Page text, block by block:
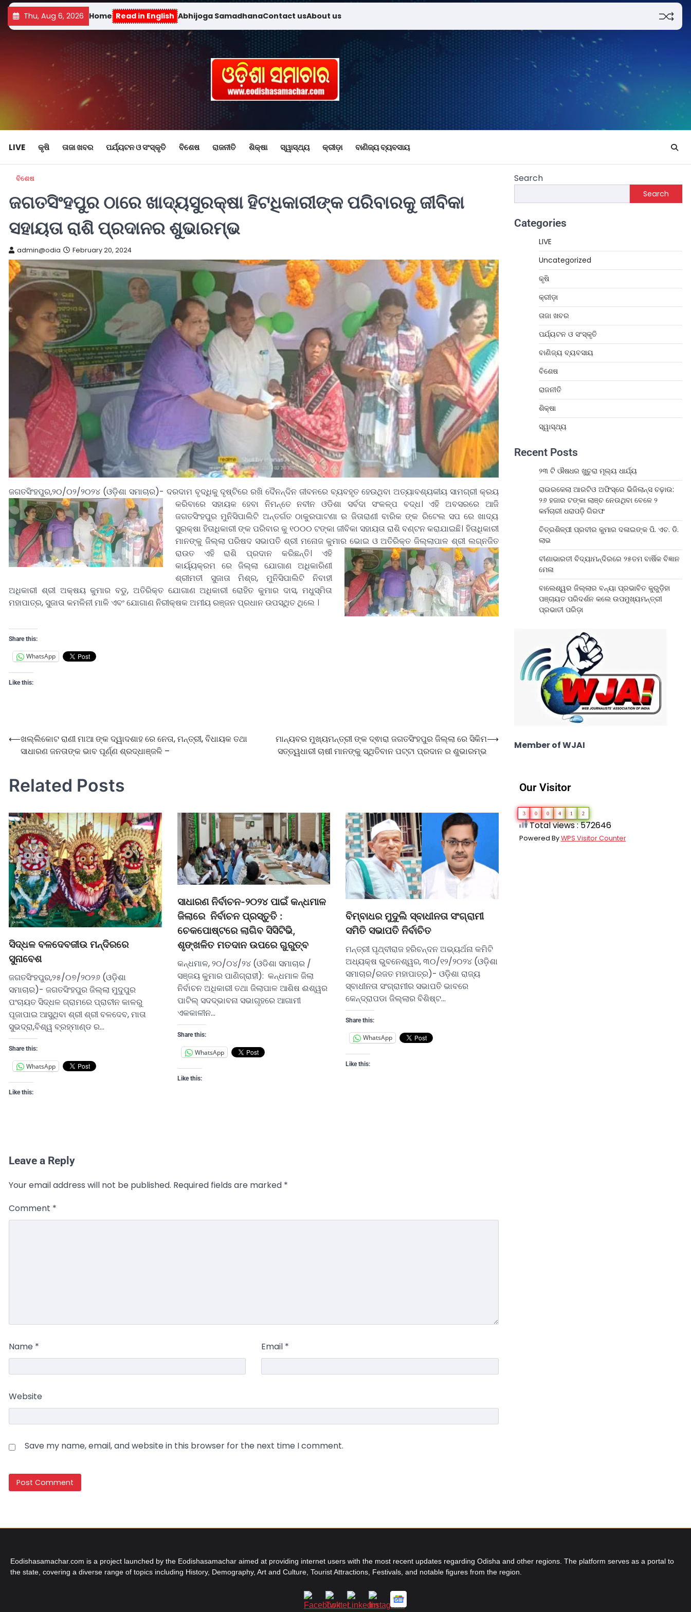
Thu, Aug 6, 2026 Home Read in English Abhijoga SamadhanaContact usAbout us
LIVE କୃଷି ତାଜା ଖବର ପର୍ଯ୍ୟଟନ ଓ ସଂସ୍କୃତି ବିଶେଷ ରାଜନୀତି ଶିକ୍ଷା ସ୍ୱାସ୍ଥ୍ୟ କ୍ରୀଡ଼ା ବାଣିଜ୍ୟ ବ୍ୟବସାୟ
ବିଶେଷ
ଜଗତସିଂହପୁର ଠାରେ ଖାଦ୍ୟସୁରକ୍ଷା ହିଟଧିକାରୀଙ୍କ ପରିବାରକୁ ଜୀବିକା
ସହାୟତା ରାଶି ପ୍ରଦାନର ଶୁଭାରମ୍ଭ
admin@odia February 20, 2024
ଜଗତସିଂହପୁର,୨୦/୦୨/୨୦୨୪ (ଓଡ଼ିଶା ସମାଚାର)- ଦରଦାମ ବୃଦ୍ଧିକୁ ଦୃଷ୍ଟିରେ ରଖି ଦୈନନ୍ଦିନ ଜୀବନରେ ବ୍ୟବହୃତ ହେଉଥିବା ଅତ୍ୟାବଶ୍ୟକୀୟ ସାମଗ୍ରୀ କ୍ରୟ
କରିବାରେ ସହାୟକ ହେବା ନିମନ୍ତେ ନବୀନ ଓଡିଶା ସର୍ବଦା ସଂକଳ୍ପ ବଦ୍ଧ।ଏହି ଅବସରରେ ଆଜି
ଜଗତସିଂହପୁର ମୁନିସିପାଲିଟି ଅନ୍ତର୍ଗତ ଠାକୁରପାଟଣା ର ଜିତାରାଣୀ ବାରିକ ଙ୍କ ରିଟେଲ ସପ ରେ ଖାଦ୍ୟ
ସୁରକ୍ଷା ହିତାଧିକାରୀ ଙ୍କ ପରିବାର କୁ ୧୦୦୦ ଟଙ୍କା ଜୀବିକା ସହାୟତା ରାଶି ବଣ୍ଟନ କରାଯାଇଛି। ହିତାଧିକାରୀ
ମାନଙ୍କୁ ଜିଲ୍ଲା ପରିଷଦ ସଭାପତି ଶ୍ରୀ ମନୋଜ କୁମାର ଭୋଇ ଓ ଅତିରିକ୍ତ ଜିଲ୍ଲାପାଳ ଶ୍ରୀ ଲଗ୍ନଜିତ
ରାଉତ ଏହି ରାଶି ପ୍ରଦାନ କରିଛନ୍ତି। ଏହି
କାର୍ୟ୍ୟକ୍ରମ ରେ ଜିଲ୍ଲା ଯୋଗାଣ ଅଧିକାରିଣୀ
ଶ୍ରୀମତୀ ସୁଜାତା ମିଶ୍ର, ମୁନିସିପାଲିଟି ନିବାହୀ
ଅଧିକାରୀ ଶ୍ରୀ ଅକ୍ଷୟ କୁମାର ବଡୁ, ଅତିରିକ୍ତ ଯୋଗାଣ ଅଧିକାରୀ ରୋହିତ କୁମାର ଦାସ, ମଧୁସ୍ମିତା
ମହାପାତ୍ର, ସୁଜାତା କମଳିନୀ ମାଳି ଏବଂ ଯୋଗାଣ ନିରୀକ୍ଷକ ଅମୀୟ ରଞ୍ଜନ ପ୍ରଧାନ ଉପସ୍ଥିତ ଥିଲେ ।
Share this:
WhatsApp
Like this:
⟵ଖଲ୍ଲିକୋଟ ରାଣୀ ମାଆ ଙ୍କ ଦ୍ୱାଦଶାହ ରେ ନେତା, ମନ୍ତ୍ରୀ, ବିଧାୟକ ତଥା
ସାଧାରଣ ଜନତାଙ୍କ ଭାବ ପୂର୍ଣ୍ଣ ଶ୍ରଦ୍ଧାଞ୍ଜଳି –
ମାନ୍ୟବର ମୁଖ୍ୟମନ୍ତ୍ରୀ ଙ୍କ ଦ୍ଵାରା ଜଗତସିଂହପୁର ଜିଲ୍ଲା ରେ ସିକିମ
ସତ୍ତ୍ୱଧାରୀ ଚାଷୀ ମାନଙ୍କୁ ସ୍ଥିତିବାନ ପଟ୍ଟା ପ୍ରଦାନ ର ଶୁଭାରମ୍ଭ
⟶
Related Posts
ସିଦ୍ଧଳ ବଳଦେବଜୀଉ ମନ୍ଦିରରେ
ସୁନାବେଶ
ଜଗତସିଂହପୁର,୨୫/୦୭/୨୦୨୬ (ଓଡ଼ିଶା
ସମାଚାର)- ଜଗତସିଂହପୁର ଜିଲ୍ଲା ମୁଦୁପୁର
ପଂଚାୟତ ସିଦ୍ଧଳ ଗ୍ରାମରେ ପ୍ରାଚୀନ କାଳରୁ
ପୂଜାପାଇ ଆସୁଥିବା ଶ୍ରୀ ଶ୍ରୀ ବଳଦେବ, ମାତା
ସୁଭଦ୍ରା,ବିଶ୍ୱ ବ୍ରହ୍ମାଣ୍ଡ ର…
Share this:
WhatsApp
Like this:
ସାଧାରଣ ନିର୍ବାଚନ-୨୦୨୪ ପାଇଁ କନ୍ଧମାଳ
ଜିଲାରେ ନିର୍ବାଚନ ପ୍ରସ୍ତୁତି :
ଚେକପୋଷ୍ଟରେ ଲାଗିବ ସିସିଟିଭି,
ଶୃଙ୍ଖଳିତ ମତଦାନ ଉପରେ ଗୁରୁତ୍ବ
କନ୍ଧମାଳ, ୨୦/୦୪/୨୪ (ଓଡିଶା ସମାଚାର /
ସଞ୍ଜୟ କୁମାର ପାଣିଗ୍ରାହୀ): କନ୍ଧମାଳ ଜିଲା
ନିର୍ବାଚନ ଅଧିକାରୀ ତଥା ଜିଲାପାଳ ଆଶିଷ ଈଶ୍ୱର
ପାଟିଲ୍ ସଦଦ୍ଭାବନା ସଭାଗୃହରେ ଆଗାମୀ
ଏକକାଳୀନ…
Share this:
WhatsApp
Like this:
ବିମ୍ବାଧର ମୁଦୁଲି ସ୍ବାଧୀନତା ସଂଗ୍ରାମୀ
ସମିତି ସଭାପତି ନିର୍ବାଚିତ
ମନ୍ତ୍ରୀ ପୃଥ୍ବୀରାଜ ହରିଚନ୍ଦନ ଅଭ୍ୟର୍ଥନା କମିଟି
ଅଧ୍ୟକ୍ଷ ଭୁବନେଶ୍ୱର, ୩୦/୧୨/୨୦୨୪ (ଓଡ଼ିଶା
ସମାଚାର/ରଜତ ମହାପାତ୍ର)- ଓଡ଼ିଶା ରାଜ୍ୟ
ସ୍ବାଧୀନତା ସଂଗ୍ରାମୀର ସଭାପତି ଭାବରେ
କେନ୍ଦ୍ରାପଡା ଜିଲ୍ଲାର ବିଶିଷ୍ଟ…
Share this:
WhatsApp
Like this:
Leave a Reply
Your email address will not be published. Required fields are marked *
Comment *
Name * Email *
Website
Save my name, email, and website in this browser for the next time I comment.
Search
Search
Categories
LIVE
Uncategorized
କୃଷି
କ୍ରୀଡ଼ା
ତାଜା ଖବର
ପର୍ଯ୍ୟଟନ ଓ ସଂସ୍କୃତି
ବାଣିଜ୍ୟ ବ୍ୟବସାୟ
ବିଶେଷ
ରାଜନୀତି
ଶିକ୍ଷା
ସ୍ୱାସ୍ଥ୍ୟ
Recent Posts
୨୩ ଟି ଔଷଧର ଖୁଚୁରା ମୂଲ୍ୟ ଧାର୍ଯ୍ୟ
ରାଉରକେଲା ଆରଟିଓ ଅଫିସ୍‌ରେ ଭିଜିଲାନ୍ସ ଚଢ଼ାଉ:
୨୬ ହଜାର ଟଙ୍କା ଲାଞ୍ଚ ନେଉଥିବା ବେଳେ ୨
କର୍ମଚାରୀ ଧରାପଡ଼ି ଗିରଫ
ଚିତ୍ରଶିଳ୍ପୀ ପ୍ରବୀର କୁମାର ଦଳାଇଙ୍କ ପି. ଏଚ. ଡି.
ଲାଭ
ବୀଣାଭାରତୀ ବିଦ୍ୟାମନ୍ଦିରରେ ୨୫ତମ ବାର୍ଷିକ ବିଜ୍ଞାନ
ମେଳା
ବାଲେଶ୍ୱର ଜିଲ୍ଲାର ବନ୍ୟା ପ୍ରଭାବିତ କୁରୁଡ଼ିହା
ପଞ୍ଚାୟତ ପରିଦର୍ଶନ କଲେ ଉପମୁଖ୍ୟମନ୍ତ୍ରୀ
ପ୍ରଭାତୀ ପରିଡ଼ା
Member of WJAI
Our Visitor
3 0 0 4 1 2
Total views : 572646
Powered ByWPS Visitor Counter
Eodishasamachar.com is a project launched by the Eodishasamachar aimed at providing internet users with the most recent updates regarding Odisha and other regions. The platform serves as a portal to
the state, covering a diverse range of topics including History, Demography, Art and Culture, Tourist Attractions, Festivals, and notable figures from the region.